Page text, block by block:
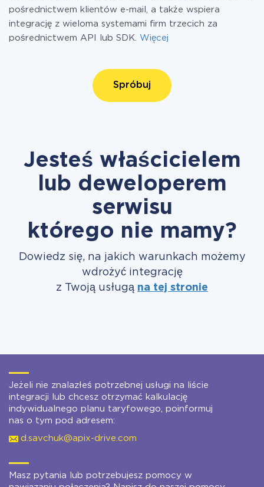
pośrednictwem klientów e-mail, a także wspiera
integrację z wieloma systemami firm trzecich za
pośrednictwem API lub SDK. Więcej
Spróbuj
Jesteś właścicielem
lub deweloperem
serwisu
którego nie mamy?
Dowiedz się, na jakich warunkach możemy
wdrożyć integrację
z Twoją usługą na tej stronie
Jeżeli nie znalazłeś potrzebnej usługi na liście
integracji lub chcesz otrzymać kalkulację
indywidualnego planu taryfowego, poinformuj
nas o tym pod adresem:
d.savchuk@apix-drive.com
Masz pytania lub potrzebujesz pomocy w